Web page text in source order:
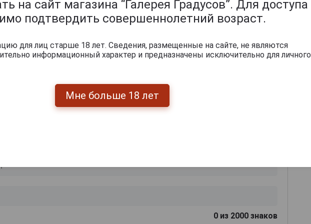
напиток станет идеальным завершением обеда или ужина, а также
любой коктейль или может быть подан со льдом, чтобы освежить и
10-13°С.
0 из 2000 знаков
на сайт магазина “Галерея Градусов”. Для доступа
подтвердить совершеннолетний возраст.
для лиц старше 18 лет. Сведения, размещенные на сайте, не являются
информационный характер и предназначены исключительно для личного
Мне больше 18 лет